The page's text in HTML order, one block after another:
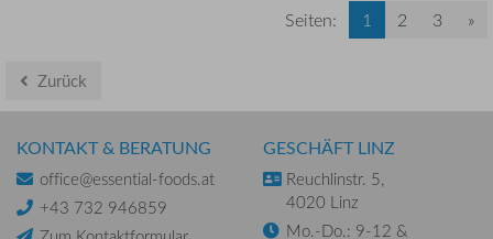
Seiten:
1 2 3 »
Zurück
KONTAKT & BERATUNG
office@essential-foods.at
+43 732 946859
GESCHÄFT LINZ
Reuchlinstr. 5,
4020 Linz
Mo.-Do.: 9-12 &